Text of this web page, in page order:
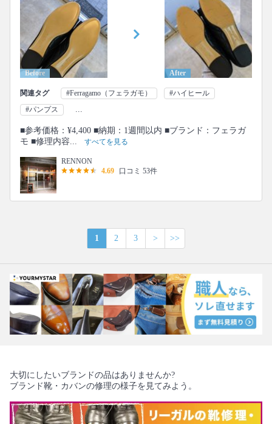
Before After
関連タグ #Ferragamo（フェラガモ）
#ハイヒール
#パンプス
...
■参考価格：¥4,400 ■納期：1週間以内 ■ブランド：フェラガ
モ ■修理内容...
すべてを見る
RENNON
4.69
口コミ 53件
1 2 3 > >>
大切にしたいブランドの品はありませんか?
ブランド靴・カバンの修理の様子を見てみよう。